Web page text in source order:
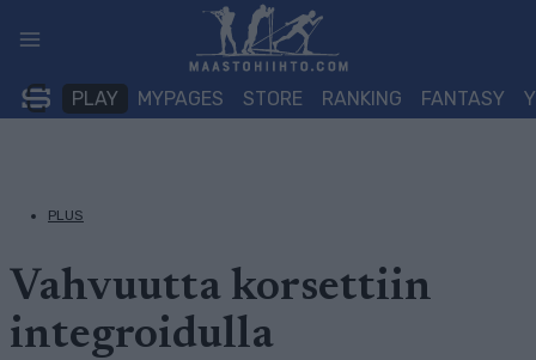
sisältöön
PLAY MYPAGES STORE RANKING FANTASY
PLUS
Vahvuutta korsettiin
integroidulla